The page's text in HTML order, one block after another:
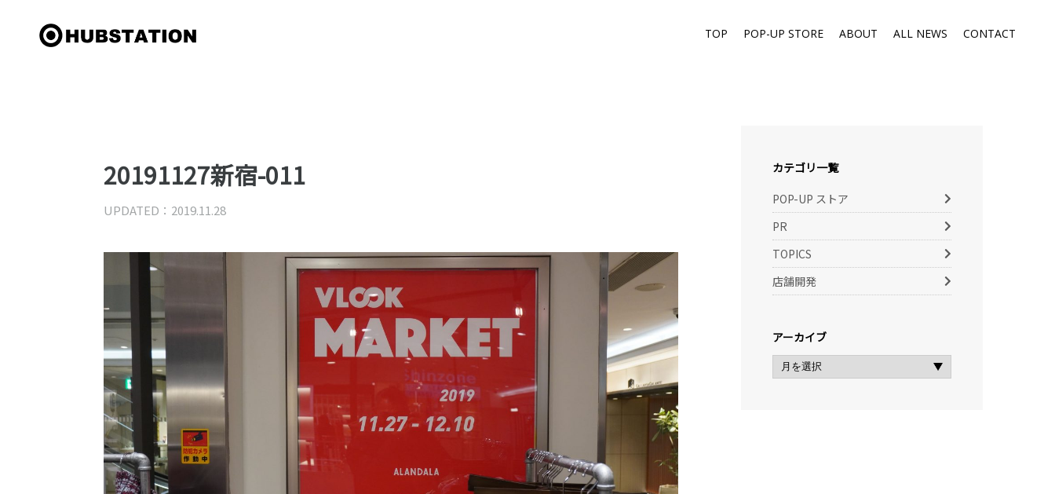
TOP POP-UP STORE ABOUT ALL NEWS CONTACT
20191127新宿-011
UPDATED：2019.11.28
カテゴリ一覧
POP-UP ストア
PR
TOPICS
店舗開発
アーカイブ